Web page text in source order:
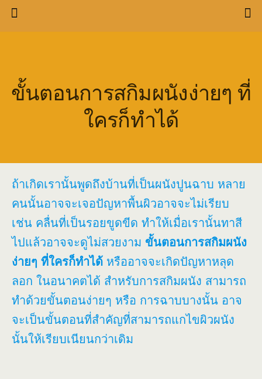
ขั้นตอนการสกิมผนังง่ายๆ ที่
ใครก็ทำได้
ถ้าเกิดเรานั้นพูดถึงบ้านที่เป็นผนังปูนฉาบ หลาย
คนนั้นอาจจะเจอปัญหาพื้นผิวอาจจะไม่เรียบ
เช่น คลื่นที่เป็นรอยขูดขีด ทำให้เมื่อเรานั้นทาสี
ไปแล้วอาจจะดูไม่สวยงาม ขั้นตอนการสกิมผนัง
ง่ายๆ ที่ใครก็ทำได้ หรืออาจจะเกิดปัญหาหลุด
ลอก ในอนาคตได้ สำหรับการสกิมผนัง สามารถ
ทำด้วยขั้นตอนง่ายๆ หรือ การฉาบบางนั้น อาจ
จะเป็นขั้นตอนที่สำคัญที่สามารถแกไขผิวผนัง
นั้นให้เรียบเนียนกว่าเดิม